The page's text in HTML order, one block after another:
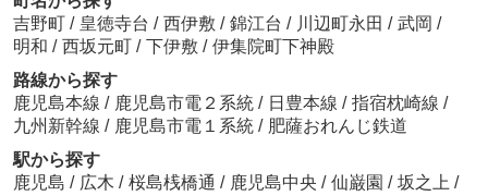
吉野町 / 皇徳寺台 / 西伊敷 / 錦江台 / 川辺町永田 / 武岡 /
明和 / 西坂元町 / 下伊敷 / 伊集院町下神殿
路線から探す
鹿児島本線 / 鹿児島市電２系統 / 日豊本線 / 指宿枕崎線 /
九州新幹線 / 鹿児島市電１系統 / 肥薩おれんじ鉄道
駅から探す
鹿児島 / 広木 / 桜島桟橋通 / 鹿児島中央 / 仙巌園 / 坂之上 /